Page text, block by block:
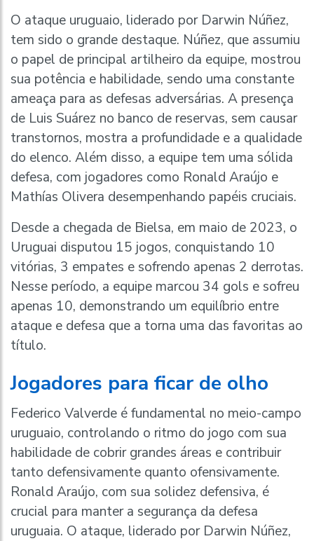
O ataque uruguaio, liderado por Darwin Núñez,
tem sido o grande destaque. Núñez, que assumiu
o papel de principal artilheiro da equipe, mostrou
sua potência e habilidade, sendo uma constante
ameaça para as defesas adversárias. A presença
de Luis Suárez no banco de reservas, sem causar
transtornos, mostra a profundidade e a qualidade
do elenco. Além disso, a equipe tem uma sólida
defesa, com jogadores como Ronald Araújo e
Mathías Olivera desempenhando papéis cruciais.
Desde a chegada de Bielsa, em maio de 2023, o
Uruguai disputou 15 jogos, conquistando 10
vitórias, 3 empates e sofrendo apenas 2 derrotas.
Nesse período, a equipe marcou 34 gols e sofreu
apenas 10, demonstrando um equilíbrio entre
ataque e defesa que a torna uma das favoritas ao
título.
Jogadores para ficar de olho
Federico Valverde é fundamental no meio-campo
uruguaio, controlando o ritmo do jogo com sua
habilidade de cobrir grandes áreas e contribuir
tanto defensivamente quanto ofensivamente.
Ronald Araújo, com sua solidez defensiva, é
crucial para manter a segurança da defesa
uruguaia. O ataque, liderado por Darwin Núñez,